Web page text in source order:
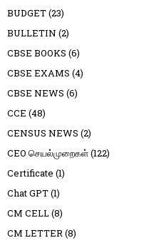
BUDGET(23)
BULLETIN (2)
CBSE BOOKS (6)
CBSE EXAMS (4)
CBSE NEWS (6)
CCE (48)
CENSUS NEWS (2)
CEO செயல்முறைகள்(122)
Certificate (1)
Chat GPT(1)
CM CELL(8)
CM LETTER(8)